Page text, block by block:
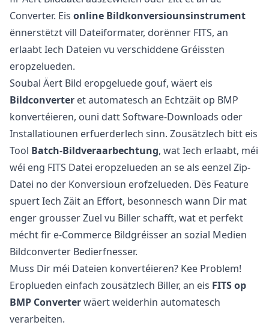
Converter. Eis online Bildkonversiounsinstrument
ënnerstëtzt vill Dateiformater, dorënner FITS, an
erlaabt Iech Dateien vu verschiddene Gréissten
eropzelueden.
Soubal Äert Bild eropgeluede gouf, wäert eis
Bildconverter et automatesch an Echtzäit op BMP
konvertéieren, ouni datt Software-Downloads oder
Installatiounen erfuerderlech sinn. Zousätzlech bitt eis
Tool Batch-Bildveraarbechtung, wat Iech erlaabt, méi
wéi eng FITS Datei eropzelueden an se als eenzel Zip-
Datei no der Konversioun erofzelueden. Dës Feature
spuert Iech Zäit an Effort, besonnesch wann Dir mat
enger grousser Zuel vu Biller schafft, wat et perfekt
mécht fir e-Commerce Bildgréisser an sozial Medien
Bildconverter Bedierfnesser.
Muss Dir méi Dateien konvertéieren? Kee Problem!
Eroplueden einfach zousätzlech Biller, an eis FITS op
BMP Converterwäert weiderhin automatesch
verarbeiten.